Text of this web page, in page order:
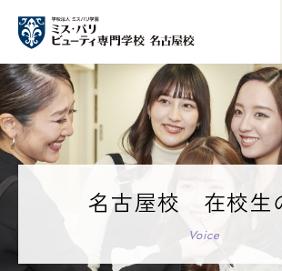
高校3年生の方
再進学をご検討の方
保護者の方
ミスパリについて
学科紹介
オープンキャンパス・イベント
名古屋校 在校生
Voice